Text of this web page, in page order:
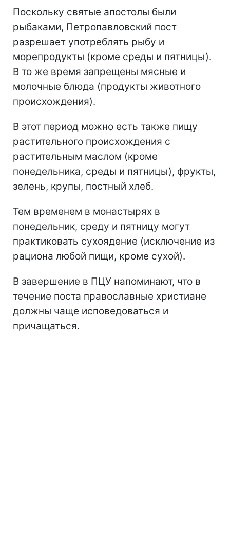
Поскольку святые апостолы были
рыбаками, Петропавловский пост
разрешает употреблять рыбу и
морепродукты (кроме среды и пятницы).
В то же время запрещены мясные и
молочные блюда (продукты животного
происхождения).
В этот период можно есть также пищу
растительного происхождения с
растительным маслом (кроме
понедельника, среды и пятницы), фрукты,
зелень, крупы, постный хлеб.
Тем временем в монастырях в
понедельник, среду и пятницу могут
практиковать сухоядение (исключение из
рациона любой пищи, кроме сухой).
В завершение в ПЦУ напоминают, что в
течение поста православные христиане
должны чаще исповедоваться и
причащаться.